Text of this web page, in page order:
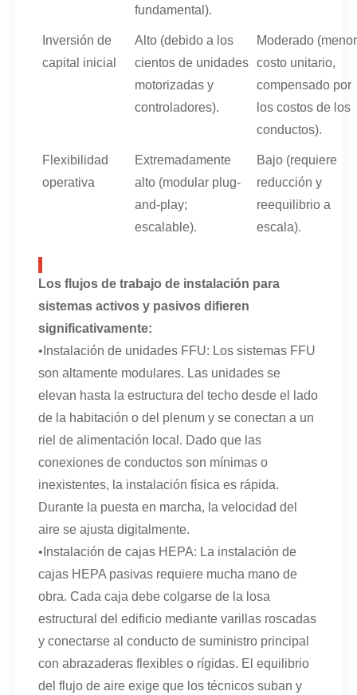
fundamental).
Inversión de
capital inicial
Alto (debido a los
cientos de unidades
motorizadas y
controladores).
Moderado (menor
costo unitario,
compensado por
los costos de los
conductos).
Flexibilidad
operativa
Extremadamente
alto (modular plug-
and-play;
escalable).
Bajo (requiere
reducción y
reequilibrio a
escala).
Los flujos de trabajo de instalación para
sistemas activos y pasivos difieren
significativamente:
•Instalación de unidades FFU: Los sistemas FFU
son altamente modulares. Las unidades se
elevan hasta la estructura del techo desde el lado
de la habitación o del plenum y se conectan a un
riel de alimentación local. Dado que las
conexiones de conductos son mínimas o
inexistentes, la instalación física es rápida.
Durante la puesta en marcha, la velocidad del
aire se ajusta digitalmente.
•Instalación de cajas HEPA: La instalación de
cajas HEPA pasivas requiere mucha mano de
obra. Cada caja debe colgarse de la losa
estructural del edificio mediante varillas roscadas
y conectarse al conducto de suministro principal
con abrazaderas flexibles o rígidas. El equilibrio
del flujo de aire exige que los técnicos suban y